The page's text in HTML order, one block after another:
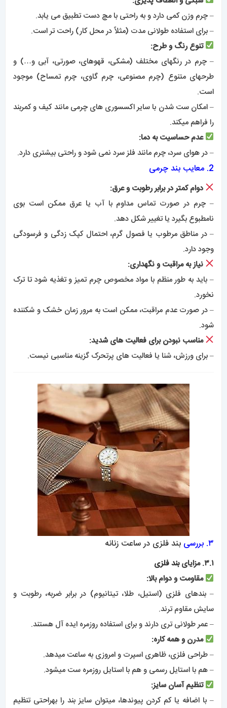
– چرم وزن کمی دارد و به راحتی با مچ دست تطبیق می یابد.
– برای استفاده طولانی مدت (مثلاً در محل کار) راحت تر است.
تنوع رنگ و طرح:
– چرم در رنگهای مختلف (مشکی، قهوهای، صورتی، آبی و…) و
طرحهای متنوع (چرم مصنوعی، چرم گاوی، چرم تمساح) موجود
است.
– امکان ست شدن با سایر اکسسوری های چرمی مانند کیف و کمربند
را فراهم میکند.
عدم حساسیت به دما:
– در هوای سرد، چرم مانند فلز سرد نمی شود و راحتی بیشتری دارد.
2. معایب بند چرمی
دوام کمتر در برابر رطوبت و عرق:
– چرم در صورت تماس مداوم با آب یا عرق ممکن است بوی
نامطبوع بگیرد یا تغییر شکل دهد.
– در مناطق مرطوب یا فصول گرم، احتمال کپک زدگی و فرسودگی
وجود دارد.
نیاز به مراقبت و نگهداری:
– باید به طور منظم با مواد مخصوص چرم تمیز و تغذیه شود تا ترک
نخورد.
– در صورت عدم مراقبت، ممکن است به مرور زمان خشک و شکننده
شود.
مناسب نبودن برای فعالیت های شدید:
– برای ورزش، شنا یا فعالیت های پرتحرک گزینه مناسبی نیست.
۳. بررسی بند فلزی در ساعت زنانه
۳.۱. مزایای
بند فلزی
مقاومت و دوام بالا:
– بندهای فلزی (استیل، طلا، تیتانیوم) در برابر ضربه، رطوبت و
سایش مقاوم ترند.
– عمر طولانی تری دارند و برای استفاده روزمره ایده آل هستند.
مدرن و همه کاره:
– طراحی فلزی، ظاهری اسپرت و امروزی به ساعت میدهد.
– هم با استایل رسمی و هم با استایل روزمره ست میشود.
تنظیم آسان سایز:
– با اضافه یا کم کردن پیوندها، میتوان سایز بند را بهراحتی تنظیم